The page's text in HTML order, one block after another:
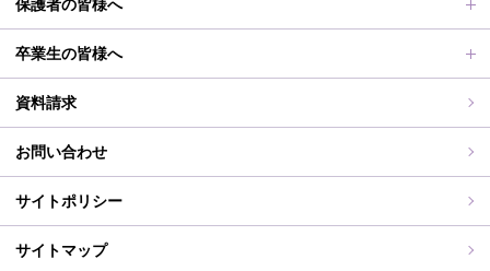
め対策基本方針
滋賀短期大学への推薦制度
2026年度（令和8年度）募集概要
過去の入試問題
制服紹介
海外研修旅行
学校行事
保護者の皆様へ
保護者の皆様へ
PT通信
卒業生の皆様へ
各種証明書交付について
同窓会事務局よりお知らせ
同窓会報（すみれ）、すみれweb
ご住所変更
資料請求
お問い合わせ
サイトポリシー
サイトマップ